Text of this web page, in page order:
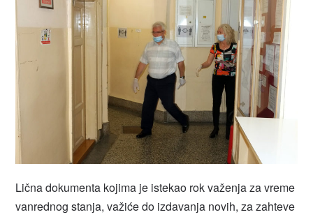
Lična dokumenta kojima je istekao rok važenja za vreme
vanrednog stanja, važiće do izdavanja novih, za zahteve